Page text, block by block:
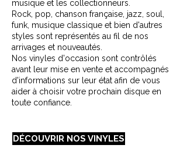
musique et les collectionneurs.
Rock, pop, chanson française, jazz, soul,
funk, musique classique et bien d'autres
styles sont représentés au fil de nos
arrivages et nouveautés.
Nos vinyles d'occasion sont contrôlés
avant leur mise en vente et accompagnés
d'informations sur leur état afin de vous
aider à choisir votre prochain disque en
toute confiance.
DÉCOUVRIR NOS VINYLES